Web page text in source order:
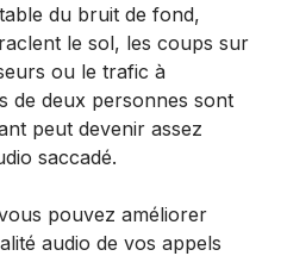
du bruit de fond,
le sol, les coups sur
ou le trafic à
de deux personnes sont
peut devenir assez
saccadé.
pouvez améliorer
audio de vos appels